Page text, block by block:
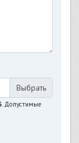
. Допустимые